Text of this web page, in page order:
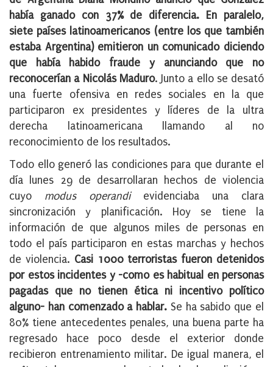
había ganado con 37% de diferencia. En paralelo,
siete países latinoamericanos (entre los que también
estaba Argentina) emitieron un comunicado diciendo
que había habido fraude y anunciando que no
reconocerían a Nicolás Maduro. Junto a ello se desató
una fuerte ofensiva en redes sociales en la que
participaron ex presidentes y líderes de la ultra
derecha latinoamericana llamando al no
reconocimiento de los resultados.
Todo ello generó las condiciones para que durante el
día lunes 29 de desarrollaran hechos de violencia
cuyo modus operandievidenciaba una clara
sincronización y planificación. Hoy se tiene la
información de que algunos miles de personas en
todo el país participaron en estas marchas y hechos
de violencia. Casi 1000 terroristas fueron detenidos
por estos incidentes y -como es habitual en personas
pagadas que no tienen ética ni incentivo político
alguno- han comenzado a hablar. Se ha sabido que el
80% tiene antecedentes penales, una buena parte ha
regresado hace poco desde el exterior donde
recibieron entrenamiento militar. De igual manera, el